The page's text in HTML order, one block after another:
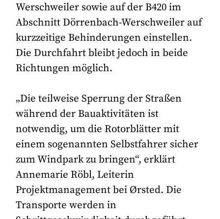
Werschweiler sowie auf der B420 im
Abschnitt Dörrenbach-Werschweiler auf
kurzzeitige Behinderungen einstellen.
Die Durchfahrt bleibt jedoch in beide
Richtungen möglich.
„Die teilweise Sperrung der Straßen
während der Bauaktivitäten ist
notwendig, um die Rotorblätter mit
einem sogenannten Selbstfahrer sicher
zum Windpark zu bringen“, erklärt
Annemarie Röbl, Leiterin
Projektmanagement bei Ørsted. Die
Transporte werden in